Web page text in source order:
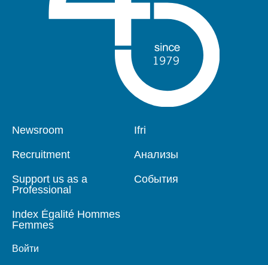
Pied
Newsroom
Recruitment
Support us as a
Professional
Index Égalité Hommes
Femmes
Войти
Navigation
Ifri
Анализы
События